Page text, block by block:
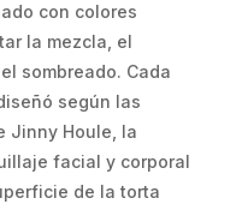
con colores
la mezcla, el
sombreado. Cada
según las
Jinny Houle, la
facial y corporal
de la torta